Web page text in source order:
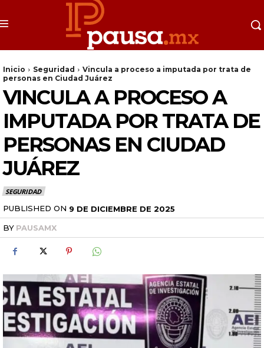
Inicio Seguridad
Vincula a proceso a imputada por trata de
personas en Ciudad Juárez
VINCULA A PROCESO A
IMPUTADA POR TRATA DE
PERSONAS EN CIUDAD
JUÁREZ
SEGURIDAD
PUBLISHED ON 9 DE DICIEMBRE DE 2025
BY PAUSAMX